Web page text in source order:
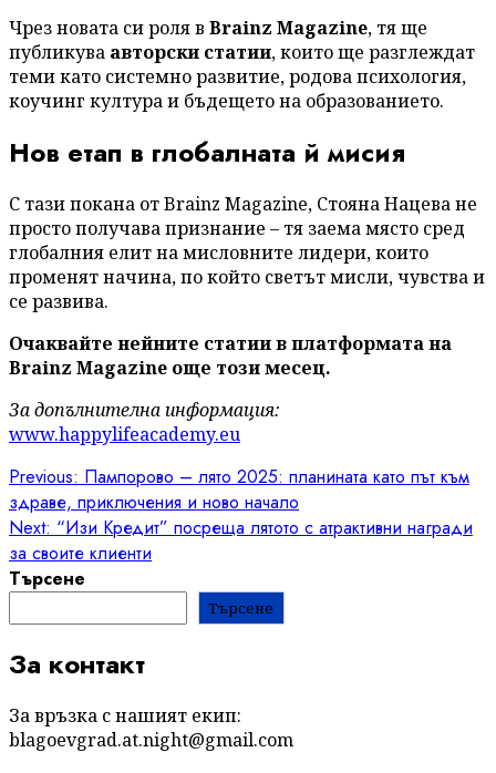
Чрез новата си роля в Brainz Magazine, тя ще
публикува авторски статии, които ще разглеждат
теми като системно развитие, родова психология,
коучинг култура и бъдещето на образованието.
Нов етап в глобалната й мисия
С тази покана от Brainz Magazine, Стояна Нацева не
просто получава признание – тя заема място сред
глобалния елит на мисловните лидери, които
променят начина, по който светът мисли, чувства и
се развива.
Очаквайте нейните статии в платформата на
Brainz Magazine още този месец.
За допълнителна информация:
www.happylifeacademy.eu
Post
navigation
Previous: Пампорово – лято 2025: планината като път към
здраве, приключения и ново начало
Next: “Изи Кредит” посреща лятото с атрактивни награди
за своите клиенти
Търсене
Търсене
За контакт
За връзка с нашият екип:
blagoevgrad.at.night@gmail.com